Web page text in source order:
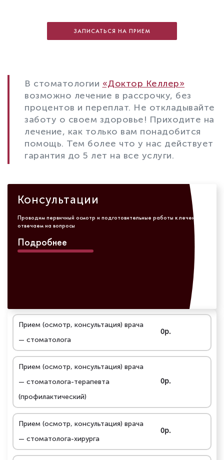
ЗАПИСАТЬСЯ НА ПРИЕМ
В стоматологии «Доктор Келлер»
возможно лечение в рассрочку, без
процентов и переплат. Не откладывайте
заботу о своем здоровье! Приходите на
лечение, как только вам понадобится
помощь. Тем более что у нас действует
гарантия до 5 лет на все услуги.
Консультации
Проводим первичный осмотр и подготовительные работы к лечению,
отвечаем на вопросы
Подробнее
Прием (осмотр, консультация) врача
— стоматолога
0р.
Прием (осмотр, консультация) врача
— стоматолога-терапевта
(профилактический)
0р.
Прием (осмотр, консультация) врача
— стоматолога-хирурга
0р.